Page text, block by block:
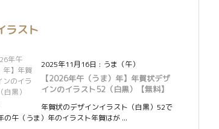
ラスト
2025年11月16日 : うま（午）
【2026年午（うま）年】年賀状デザ
インのイラスト52（白黒）【無料】
年賀状のデザインイラスト（白黒）52で
の午（うま）年のイラスト年賀はが ...